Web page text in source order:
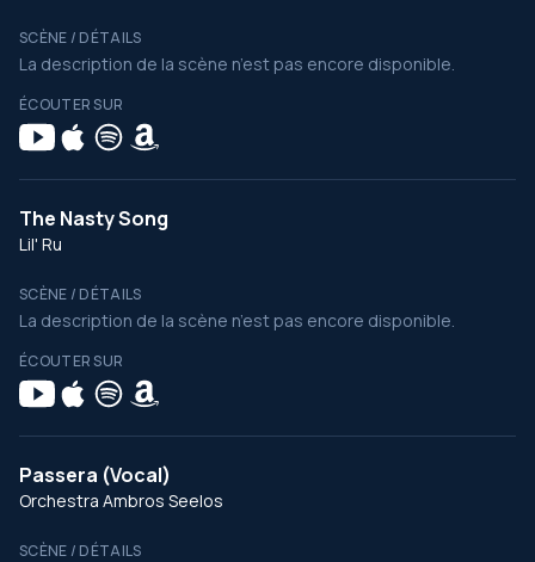
SCÈNE / DÉTAILS
La description de la scène n’est pas encore disponible.
ÉCOUTER SUR
The Nasty Song
Lil' Ru
SCÈNE / DÉTAILS
La description de la scène n’est pas encore disponible.
ÉCOUTER SUR
Passera (Vocal)
Orchestra Ambros Seelos
SCÈNE / DÉTAILS